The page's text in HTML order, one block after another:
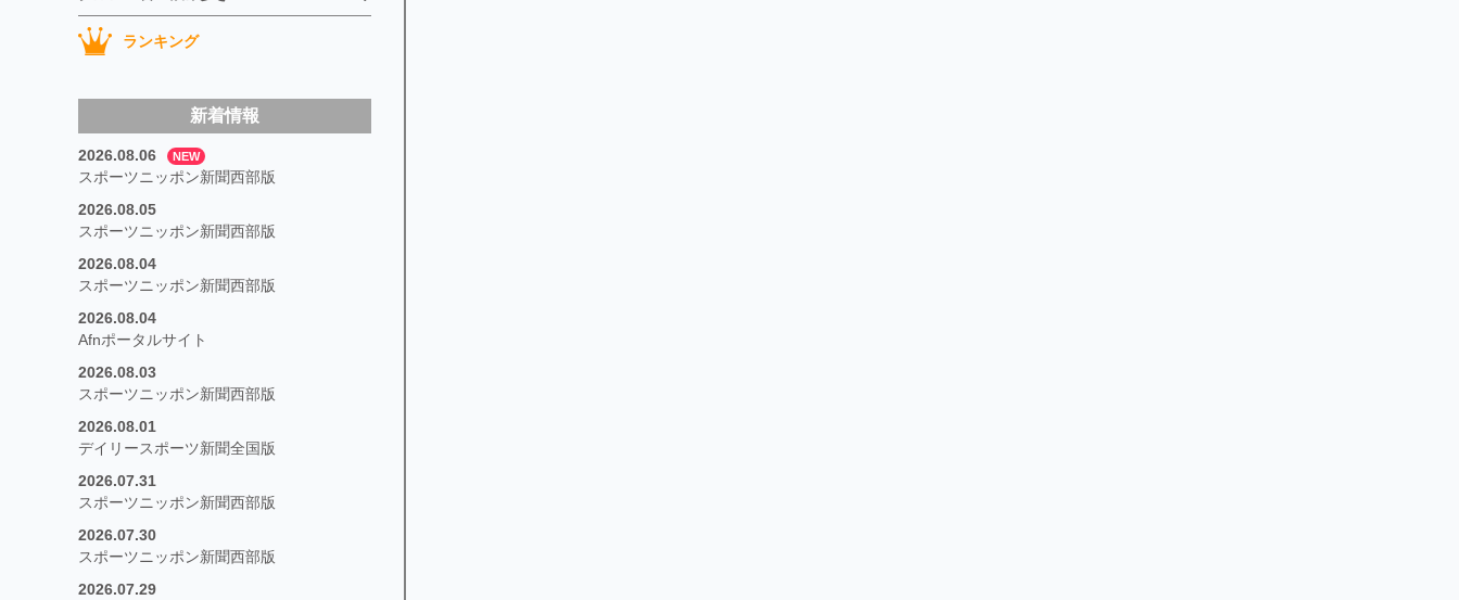
ランキング
新着情報
2026.08.06 NEW
スポーツニッポン新聞西部版
2026.08.05
スポーツニッポン新聞西部版
2026.08.04
スポーツニッポン新聞西部版
2026.08.04
Afnポータルサイト
2026.08.03
スポーツニッポン新聞西部版
2026.08.01
デイリースポーツ新聞全国版
2026.07.31
スポーツニッポン新聞西部版
2026.07.30
スポーツニッポン新聞西部版
2026.07.29